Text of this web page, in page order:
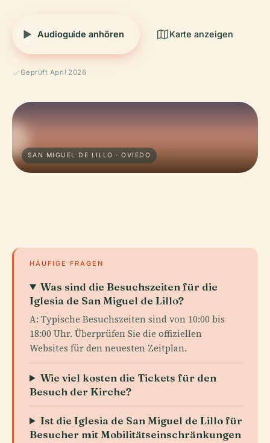
Audioguide anhören Karte anzeigen
Geprüft April 2026
SAN MIGUEL DE LILLO · OVIEDO
HÄUFIGE FRAGEN
Was sind die Besuchszeiten für die
Iglesia de San Miguel de Lillo?
A: Typische Besuchszeiten sind von 10:00 bis
18:00 Uhr. Überprüfen Sie die offiziellen
Websites für den neuesten Zeitplan.
Wie viel kosten die Tickets für den
Besuch der Kirche?
Ist die Iglesia de San Miguel de Lillo für
Besucher mit Mobilitätseinschränkungen